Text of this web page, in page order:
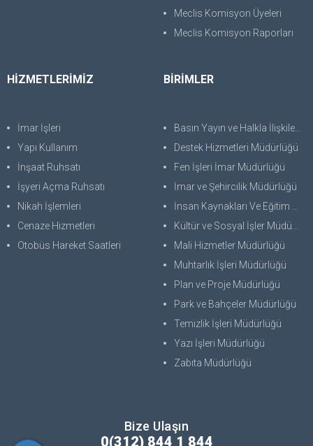
Meclis Komisyon Üyeleri
Meclis Komisyon Raporları
HİZMETLERİMİZ
İmar İşleri
Yapı Kullanım
İnşaat Ruhsatı
İşyeri Açma Ruhsatı
Nikah İşlemleri
Cenaze Hizmetleri
Otobüs Hareket Saatleri
BİRİMLER
Basın Yayın ve Halkla İlişkiler Müdürlüğü
Destek Hizmetleri Müdürlüğü
Fen İşleri İmar Müdürlüğü
İmar ve Şehircilik Müdürlüğü
İnsan Kaynakları Ve Eğitim Müdürlüğü
Kültür ve Sosyal İşler Müdürlüğü
Mali Hizmetler Müdürlüğü
Muhtarlık İşleri Müdürlüğü
Plan ve Proje Müdürlüğü
Park ve Bahçeler Müdürlüğü
Temizlik İşleri Müdürlüğü
Yazı İşleri Müdürlüğü
Zabıta Müdürlüğü
Bize Ulaşın
0(312) 844 1 844